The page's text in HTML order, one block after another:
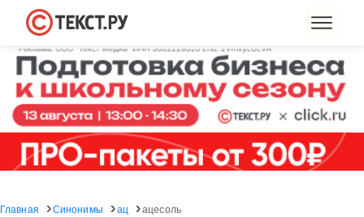
Главная Синонимы ац ацесоль